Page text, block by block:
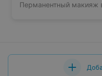
Перманентный макияж